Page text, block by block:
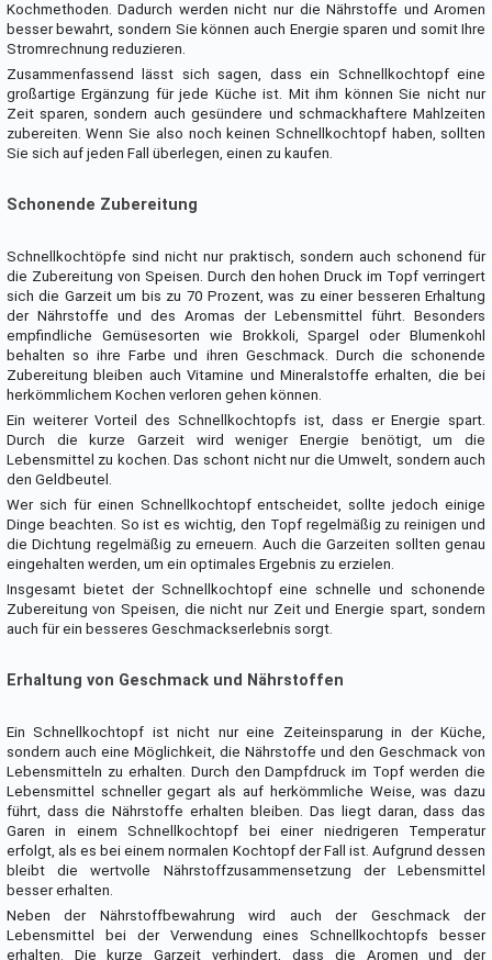
Kochmethoden. Dadurch werden nicht nur die Nährstoffe und Aromen
besser bewahrt, sondern Sie können auch Energie sparen und somit Ihre
Stromrechnung reduzieren.
Zusammenfassend lässt sich sagen, dass ein Schnellkochtopf eine
großartige Ergänzung für jede Küche ist. Mit ihm können Sie nicht nur
Zeit sparen, sondern auch gesündere und schmackhaftere Mahlzeiten
zubereiten. Wenn Sie also noch keinen Schnellkochtopf haben, sollten
Sie sich auf jeden Fall überlegen, einen zu kaufen.
Schonende Zubereitung
Schnellkochtöpfe sind nicht nur praktisch, sondern auch schonend für
die Zubereitung von Speisen. Durch den hohen Druck im Topf verringert
sich die Garzeit um bis zu 70 Prozent, was zu einer besseren Erhaltung
der Nährstoffe und des Aromas der Lebensmittel führt. Besonders
empfindliche Gemüsesorten wie Brokkoli, Spargel oder Blumenkohl
behalten so ihre Farbe und ihren Geschmack. Durch die schonende
Zubereitung bleiben auch Vitamine und Mineralstoffe erhalten, die bei
herkömmlichem Kochen verloren gehen können.
Ein weiterer Vorteil des Schnellkochtopfs ist, dass er Energie spart.
Durch die kurze Garzeit wird weniger Energie benötigt, um die
Lebensmittel zu kochen. Das schont nicht nur die Umwelt, sondern auch
den Geldbeutel.
Wer sich für einen Schnellkochtopf entscheidet, sollte jedoch einige
Dinge beachten. So ist es wichtig, den Topf regelmäßig zu reinigen und
die Dichtung regelmäßig zu erneuern. Auch die Garzeiten sollten genau
eingehalten werden, um ein optimales Ergebnis zu erzielen.
Insgesamt bietet der Schnellkochtopf eine schnelle und schonende
Zubereitung von Speisen, die nicht nur Zeit und Energie spart, sondern
auch für ein besseres Geschmackserlebnis sorgt.
Erhaltung von Geschmack und Nährstoffen
Ein Schnellkochtopf ist nicht nur eine Zeiteinsparung in der Küche,
sondern auch eine Möglichkeit, die Nährstoffe und den Geschmack von
Lebensmitteln zu erhalten. Durch den Dampfdruck im Topf werden die
Lebensmittel schneller gegart als auf herkömmliche Weise, was dazu
führt, dass die Nährstoffe erhalten bleiben. Das liegt daran, dass das
Garen in einem Schnellkochtopf bei einer niedrigeren Temperatur
erfolgt, als es bei einem normalen Kochtopf der Fall ist. Aufgrund dessen
bleibt die wertvolle Nährstoffzusammensetzung der Lebensmittel
besser erhalten.
Neben der Nährstoffbewahrung wird auch der Geschmack der
Lebensmittel bei der Verwendung eines Schnellkochtopfs besser
erhalten. Die kurze Garzeit verhindert, dass die Aromen und der